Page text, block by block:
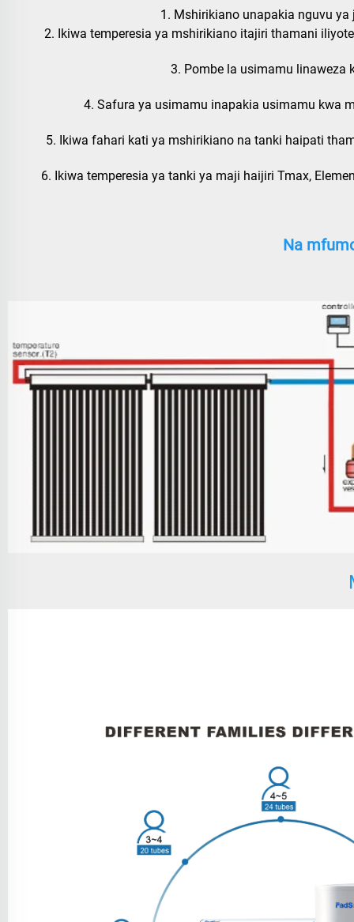
1. Mshirikiano unapakia nguvu
2. Ikiwa temperesia ya mshirikiano itajiri thamani
3. Pombe la usimamu
4. Safura ya usimamu inapakia usimamu kwa
5. Ikiwa fahari kati ya mshirikiano na tanki haipati
6. Ikiwa temperesia ya tanki ya maji haijiri Tmax,
Na